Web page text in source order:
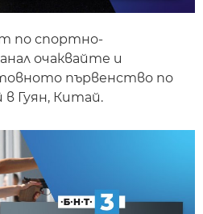
по спортно-
очаквайте и
първенство по
Гуян, Китай.